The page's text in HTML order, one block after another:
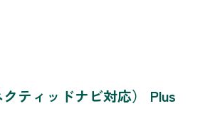
ティッドナビ対応） Plus